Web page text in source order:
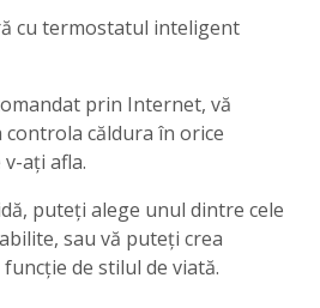
cu termostatul inteligent
prin Internet, vă
căldura în orice
ați afla.
puteți alege unul dintre cele
sau vă puteți crea
de stilul de viată.